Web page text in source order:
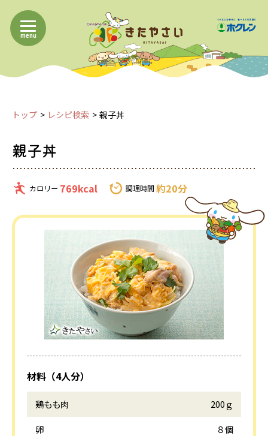
menu
トップ レシピ検索 親子丼
親子丼
カロリー 769kcal 調理時間 約20分
材料（4人分）
鶏もも肉
200ｇ
卵
８個